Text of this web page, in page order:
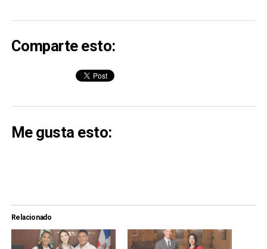
Comparte esto:
Me gusta esto:
Relacionado